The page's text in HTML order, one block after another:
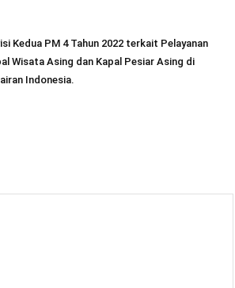
Kedua PM 4 Tahun 2022 terkait Pelayanan
Wisata Asing dan Kapal Pesiar Asing di
Indonesia.